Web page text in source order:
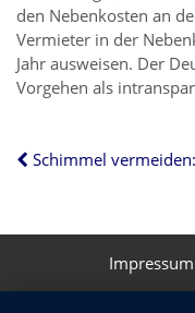
den Nebenkosten an
Vermieter in der
Jahr ausweisen. Der
Vorgehen als
Impressum